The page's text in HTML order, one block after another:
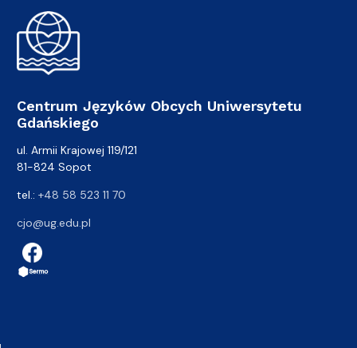
Centrum Języków Obcych Uniwersytetu
Gdańskiego
ul. Armii Krajowej 119/121
81-824 Sopot
tel.: +48 58 523 11 70
cjo@ug.edu.pl